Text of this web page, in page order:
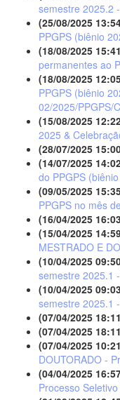
semestre 2025.2
(25/08/2025
PPGPS (biênio
(18/08/2025
permanentes ao
(18/08/2025
PPGPS (biênio
02/2025/PPGPS/
(15/08/2025
2025 &
(28/07/2025
(14/07/2025
do PPGPS
(09/05/2025
PPGPS no mês
(16/04/2025
(15/04/2025
MESTRADO E
(10/04/2025
semestre 2025.1
(10/04/2025
semestre 2025.1
(07/04/2025
(07/04/2025
(07/04/2025
DOUTORADO -
(04/04/2025
Processo